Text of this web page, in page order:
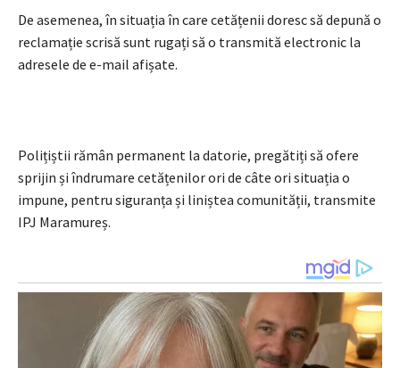
De asemenea, în situația în care cetățenii doresc să depună o
reclamație scrisă sunt rugați să o transmită electronic la
adresele de e-mail afișate.
Polițiștii rămân permanent la datorie, pregătiți să ofere
sprijin și îndrumare cetățenilor ori de câte ori situația o
impune, pentru siguranța și liniștea comunității, transmite
IPJ Maramureș.